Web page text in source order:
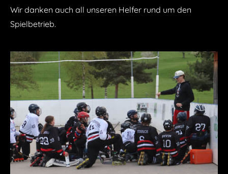
Wir danken auch all unseren Helfer rund um den
Spielbetrieb.